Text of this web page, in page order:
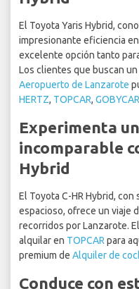
El Toyota Yaris Hybrid,
impresionante eficiencia
excelente opción tanto
Los clientes que buscan
Aeropuerto de Lanzarote
HERTZ, TOPCAR, GOBYCAR
Experimenta
incomparable
Hybrid
El Toyota C-HR Hybrid,
espacioso, ofrece un viaje
recorridos por Lanzarote.
alquilar en TOPCAR para
premium de Alquiler de
Conduce con